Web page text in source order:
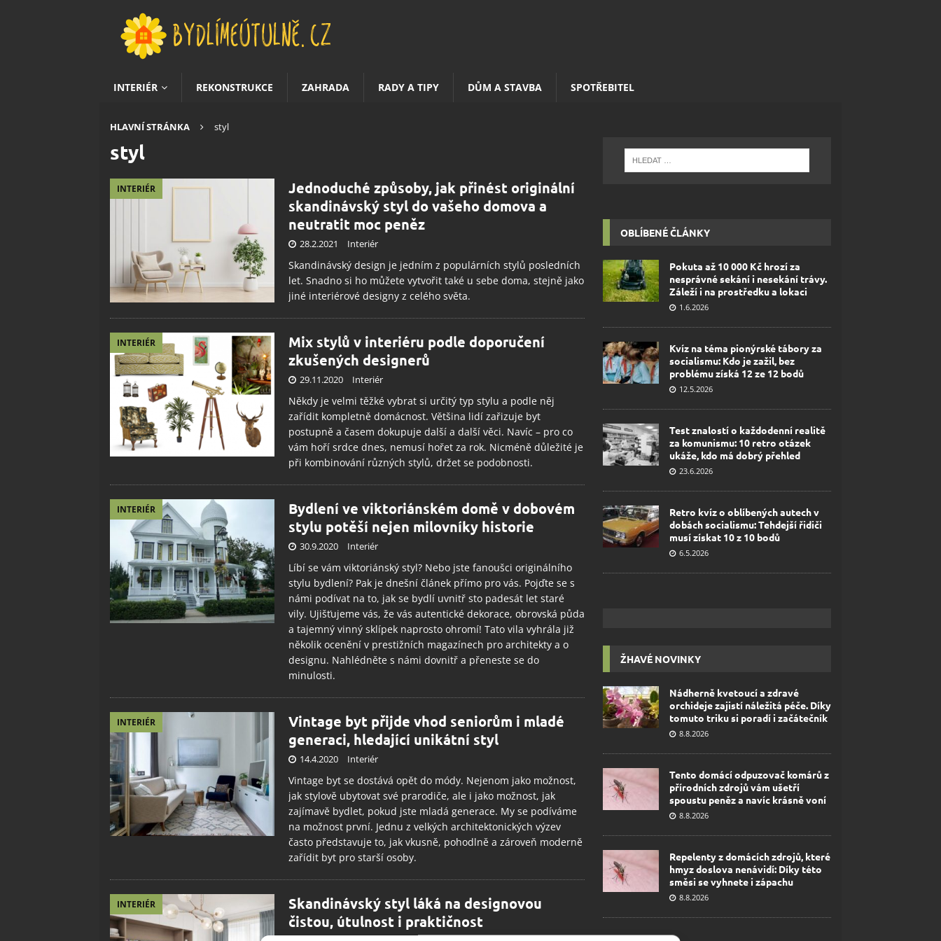
INTERIÉR REKONSTRUKCE ZAHRADA RADY A TIPY DŮM A STAVBA SPOTŘEBITEL
HLAVNÍ STRÁNKA styl
styl
INTERIÉR
Jednoduché způsoby, jak přinést originální
skandinávský styl do vašeho domova a
neutratit moc peněz
28.2.2021 Interiér
Skandinávský design je jedním z populárních stylů posledních
let. Snadno si ho můžete vytvořit také u sebe doma, stejně jako
jiné interiérové designy z celého světa.
INTERIÉR
Mix stylů v interiéru podle doporučení
zkušených designerů
29.11.2020 Interiér
Někdy je velmi těžké vybrat si určitý typ stylu a podle něj
zařídit kompletně domácnost. Většina lidí zařizuje byt
postupně a časem dokupuje další a další věci. Navíc – pro co
vám hoří srdce dnes, nemusí hořet za rok. Nicméně důležité je
při kombinování různých stylů, držet se podobnosti.
INTERIÉR
Bydlení ve viktoriánském domě v dobovém
stylu potěší nejen milovníky historie
30.9.2020 Interiér
Líbí se vám viktoriánský styl? Nebo jste fanoušci originálního
stylu bydlení? Pak je dnešní článek přímo pro vás. Pojďte se s
námi podívat na to, jak se bydlí uvnitř sto padesát let staré
vily. Ujišťujeme vás, že vás autentické dekorace, obrovská půda
a tajemný vinný sklípek naprosto ohromí! Tato vila vyhrála již
několik ocenění v prestižních magazínech pro architekty a o
designu. Nahlédněte s námi dovnitř a přeneste se do
minulosti.
INTERIÉR
Vintage byt přijde vhod seniorům i mladé
generaci, hledající unikátní styl
14.4.2020 Interiér
Vintage byt se dostává opět do módy. Nejenom jako možnost,
jak stylově ubytovat své prarodiče, ale i jako možnost, jak
zajímavě bydlet, pokud jste mladá generace. My se podíváme
na možnost první. Jednu z velkých architektonických výzev
často představuje to, jak vkusně, pohodlně a zároveň moderně
zařídit byt pro starší osoby.
INTERIÉR
Skandinávský styl láká na designovou
čistou, útulnost i praktičnost
OBLÍBENÉ ČLÁNKY
Pokuta až 10 000 Kč hrozí za
nesprávné sekání i nesekání trávy.
Záleží i na prostředku a lokaci
1.6.2026
Kvíz na téma pionýrské tábory za
socialismu: Kdo je zažil, bez
problému získá 12 ze 12 bodů
12.5.2026
Test znalostí o každodenní realitě
za komunismu: 10 retro otázek
ukáže, kdo má dobrý přehled
23.6.2026
Retro kvíz o oblíbených autech v
dobách socialismu: Tehdejší řidiči
musí získat 10 z 10 bodů
6.5.2026
ŽHAVÉ NOVINKY
Nádherně kvetoucí a zdravé
orchideje zajistí náležitá péče. Díky
tomuto triku si poradí i začátečník
8.8.2026
Tento domácí odpuzovač komárů z
přírodních zdrojů vám ušetří
spoustu peněz a navíc krásně voní
8.8.2026
Repelenty z domácích zdrojů, které
hmyz doslova nenávidí: Díky této
směsi se vyhnete i zápachu
8.8.2026